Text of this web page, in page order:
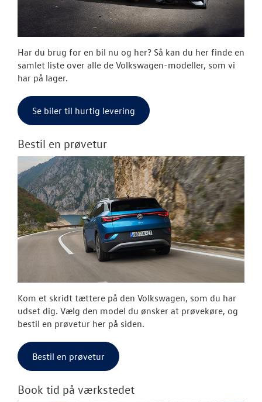
RESERVEDELE
TILBEHØR
NYHEDER
Har du brug for en bil nu og her? Så kan du her finde en
samlet liste over alle de Volkswagen-modeller, som vi
har på lager.
Se biler til hurtig levering
Bestil en prøvetur
Kom et skridt tættere på den Volkswagen, som du har
udset dig. Vælg den model du ønsker at prøvekøre, og
bestil en prøvetur her på siden.
Bestil en prøvetur
Book tid på værkstedet